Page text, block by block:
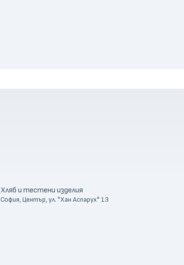
Хляб и тестени изделия
София, Център, ул. "Хан Аспарух" 13